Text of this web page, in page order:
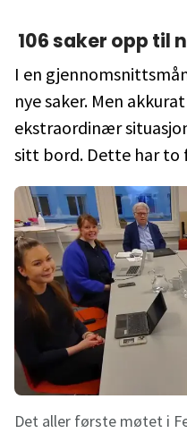
106 saker opp til
I en
nye saker. Men
ekstraordinær
sitt bord. Dette har to
Det aller første møtet i